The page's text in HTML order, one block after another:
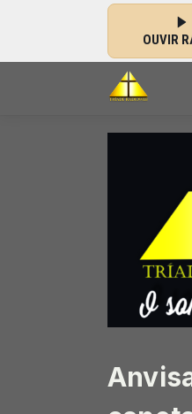
OUVIR
Gospel das 00:00 às 23:59